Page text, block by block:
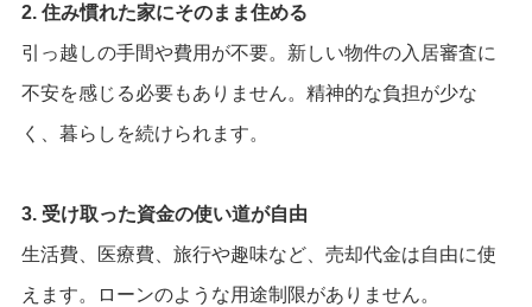
2. 住み慣れた家にそのまま住める
引っ越しの手間や費用が不要。新しい物件の入居審査に
不安を感じる必要もありません。精神的な負担が少な
く、暮らしを続けられます。
3. 受け取った資金の使い道が自由
生活費、医療費、旅行や趣味など、売却代金は自由に使
えます。ローンのような用途制限がありません。